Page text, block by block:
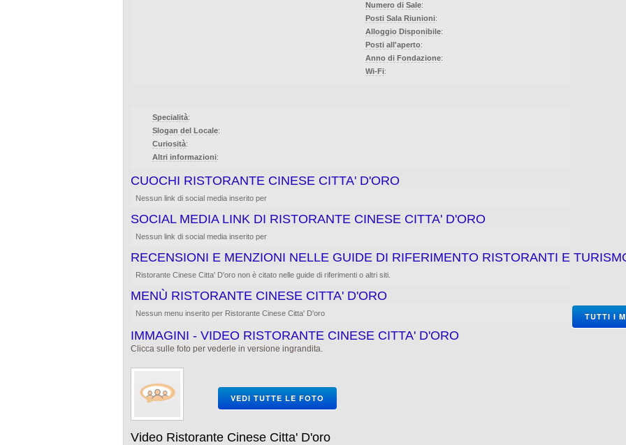
Numero di Sale:
Posti Sala Riunioni:
Alloggio Disponibile:
Posti all'aperto:
Anno di Fondazione:
Wi-Fi:
Specialità:
Slogan del Locale:
Curiosità:
Altri informazioni:
CUOCHI RISTORANTE CINESE CITTA' D'ORO
Nessun link di social media inserito per
SOCIAL MEDIA LINK DI RISTORANTE CINESE CITTA' D'ORO
Nessun link di social media inserito per
RECENSIONI E MENZIONI NELLE GUIDE DI RIFERIMENTO RISTORANTI E
Ristorante Cinese Citta' D'oro non è citato nelle guide di riferimenti o altri siti.
MENÙ RISTORANTE CINESE CITTA' D'ORO
Nessun menu inserito per Ristorante Cinese Citta' D'oro TUTTI I
IMMAGINI - VIDEO RISTORANTE CINESE CITTA' D'ORO
Clicca sulle foto per vederle in versione ingrandita.
VEDI TUTTE LE FOTO
Video Ristorante Cinese Citta' D'oro